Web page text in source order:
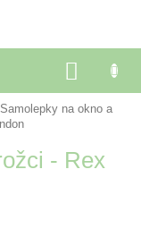
KOŠÍK
Samolepky na okno a
- Rex